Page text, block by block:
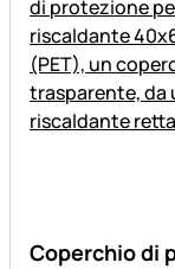
Coperchio di